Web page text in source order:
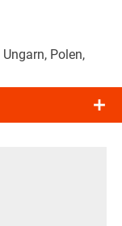
Polen,